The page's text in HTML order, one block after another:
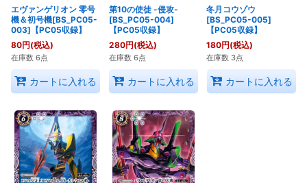
エヴァンゲリオン 零号
機＆初号機[BS_PC05-
003]【PC05収録】
80円(税込)
在庫数 6点
カートに入れる
第10の使徒 -侵攻-
[BS_PC05-004]
【PC05収録】
280円(税込)
在庫数 6点
カートに入れる
冬月コウゾウ
[BS_PC05-005]
【PC05収録】
180円(税込)
在庫数 3点
カートに入れる